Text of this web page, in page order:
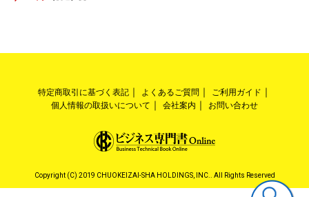
特定商取引に基づく表記 よくあるご質問
ご利用ガイド
個人情報の取扱いについて
会社案内 お問い合わせ
Copyright (C) 2019 CHUOKEIZAI-SHA HOLDINGS, INC.. All Rights Reserved